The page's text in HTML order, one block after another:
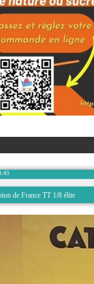
de France TT 1/8 élite